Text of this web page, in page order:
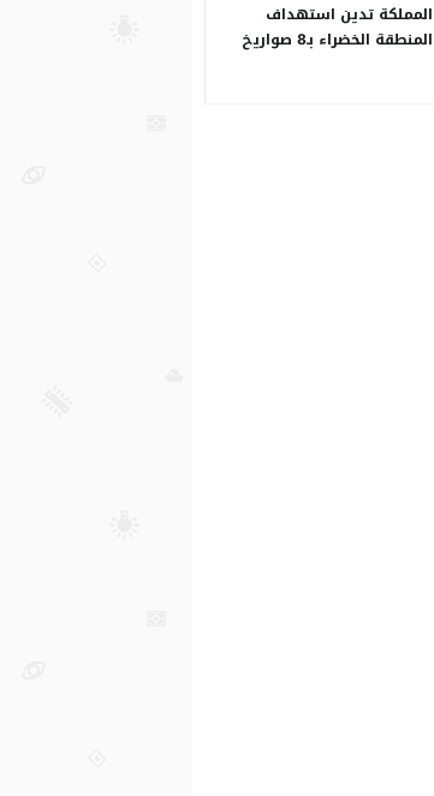
المملكة تدين استهداف
المنطقة الخضراء بـ8 صواريخ